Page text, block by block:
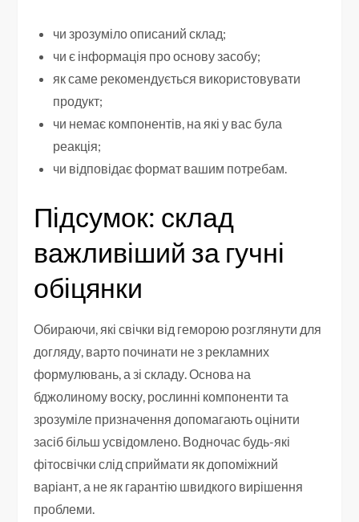
чи зрозуміло описаний склад;
чи є інформація про основу засобу;
як саме рекомендується використовувати
продукт;
чи немає компонентів, на які у вас була
реакція;
чи відповідає формат вашим потребам.
Підсумок: склад
важливіший за гучні
обіцянки
Обираючи, які свічки від геморою розглянути для
догляду, варто починати не з рекламних
формулювань, а зі складу. Основа на
бджолиному воску, рослинні компоненти та
зрозуміле призначення допомагають оцінити
засіб більш усвідомлено. Водночас будь-які
фітосвічки слід сприймати як допоміжний
варіант, а не як гарантію швидкого вирішення
проблеми.